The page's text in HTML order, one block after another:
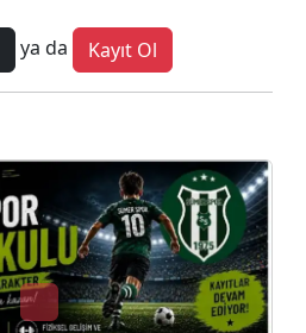
ya da Kayıt Ol